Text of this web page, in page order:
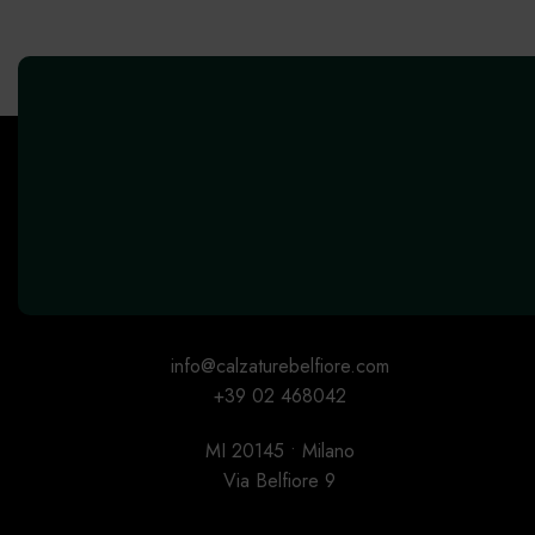
info@calzaturebelfiore.com
+39 02 468042
MI 20145 • Milano
Via Belfiore 9